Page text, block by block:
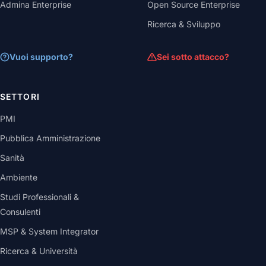
Admina Enterprise
Vuoi supporto?
Open Source Enterprise
Ricerca & Sviluppo
Sei sotto attacco?
SETTORI
PMI
Pubblica Amministrazione
Sanità
Ambiente
Studi Professionali &
Consulenti
MSP & System Integrator
Ricerca & Università